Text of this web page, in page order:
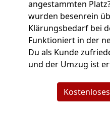
angestammten
wurden besenrein
Klärungsbedarf bei
Funktioniert in der
Du als Kunde
und der Umzug ist